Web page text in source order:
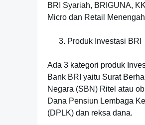
BRI Syariah, BRIGUNA,
Micro dan Retail
Produk Investasi BRI
Ada 3 kategori produk
Bank BRI yaitu Surat
Negara (SBN) Ritel atau
Dana Pensiun Lembaga
(DPLK) dan reksa dana.